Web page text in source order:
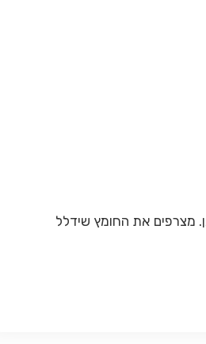
מצרפים את החומץ שידלל